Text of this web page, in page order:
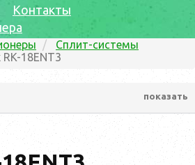
Контакты
Сплит-системы
RK-18ENT3
показать